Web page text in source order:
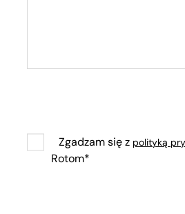
Zgadzam się z polityką
Rotom*